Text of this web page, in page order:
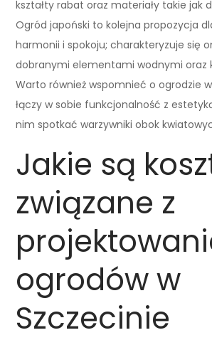
kształty rabat oraz materiały takie jak
Ogród japoński to kolejna propozycja
harmonii i spokoju; charakteryzuje się
dobranymi elementami wodnymi oraz
Warto również wspomnieć o ogrodzie
łączy w sobie funkcjonalność z
nim spotkać warzywniki obok
Jakie są
związane z
ogrodów w
Szczecinie